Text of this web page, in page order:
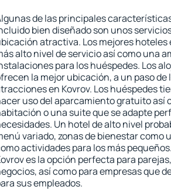
de las principales
bien diseñado son unos
atractiva. Los mejores hoteles
alto nivel de servicio así como una
para los huéspedes. Los
la mejor ubicación, a un paso de
en Kovrov. Los huéspedes
uso del aparcamiento gratuito así
o una suite que se adapte
Un hotel de alto nivel
variado, zonas de bienestar como
actividades para los más
es la opción perfecta para
así como para empresas que
sus empleados.